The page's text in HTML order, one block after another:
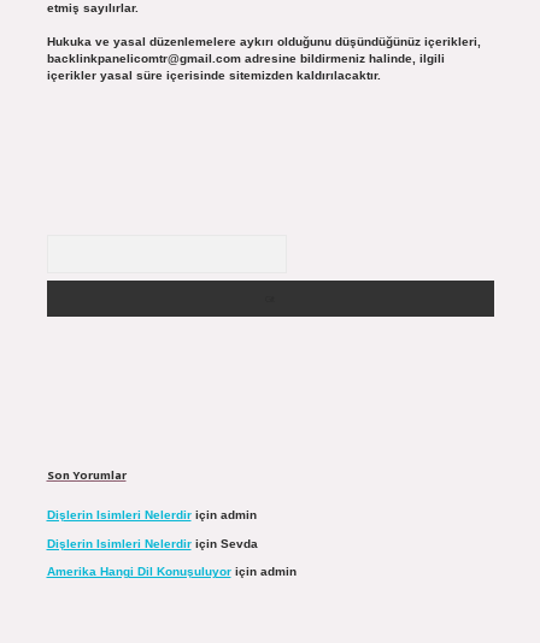
etmiş sayılırlar.
Hukuka ve yasal düzenlemelere aykırı olduğunu düşündüğünüz içerikleri,
backlinkpanelicomtr@gmail.comadresine bildirmeniz halinde, ilgili
içerikler yasal süre içerisinde sitemizden kaldırılacaktır.
Son Yorumlar
Dişlerin Isimleri Nelerdiriçin admin
Dişlerin Isimleri Nelerdiriçin Sevda
Amerika Hangi Dil Konuşuluyoriçin admin